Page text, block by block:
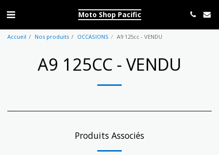
Moto Shop Pacific
Accueil Nos produits OCCASIONS A9 125cc - VENDU
A9 125CC - VENDU
Produits Associés